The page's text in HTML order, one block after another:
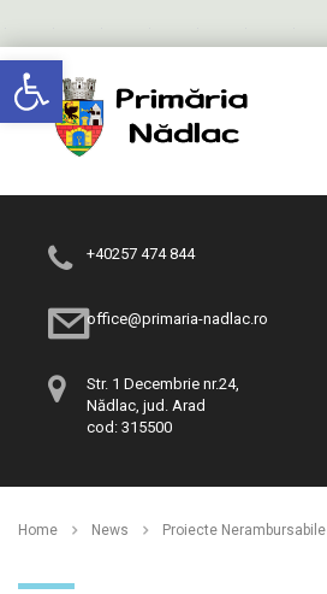
Deschide bara de unelte
+40257 474 844
office@primaria-nadlac.ro
Str. 1 Decembrie nr.24,
Nădlac, jud. Arad
cod: 315500
Home News Proiecte Nerambursabile